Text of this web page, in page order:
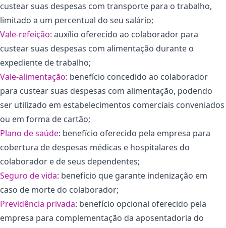
custear suas despesas com transporte para o trabalho,
limitado a um percentual do seu salário;
Vale-refeição: auxílio oferecido ao colaborador para
custear suas despesas com alimentação durante o
expediente de trabalho;
Vale-alimentação: benefício concedido ao colaborador
para custear suas despesas com alimentação, podendo
ser utilizado em estabelecimentos comerciais conveniados
ou em forma de cartão;
Plano de saúde: benefício oferecido pela empresa para
cobertura de despesas médicas e hospitalares do
colaborador e de seus dependentes;
Seguro devida: benefício que garante indenização em
caso de morte do colaborador;
Previdência privada: benefício opcional oferecido pela
empresa para complementação da aposentadoria do